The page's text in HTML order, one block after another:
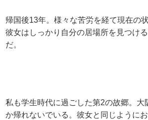
帰国後13年。様々な苦労を経て現在の
彼女はしっかり自分の居場所を見つけ
だ。
私も学生時代に過ごした第2の故郷。大
か帰れないでいる。彼女と同じように